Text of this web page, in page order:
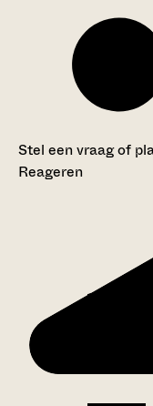
Stel een vraag of
Reageren